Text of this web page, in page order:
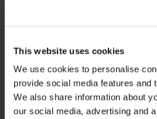
This website uses cookies
We use cookies to personalise
provide social media features and
We also share information about
our social media, advertising and
Funtubes
Foil
Zwemvesten
SUP